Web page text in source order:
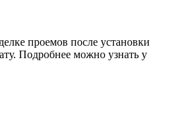
проемов после установки
Подробнее можно узнать у